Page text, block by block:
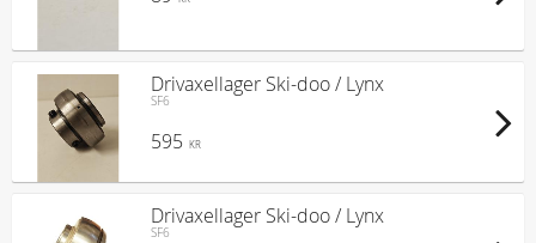
Drivaxellager Ski-doo / Lynx
SF6
595 KR
Drivaxellager Ski-doo / Lynx
SF6